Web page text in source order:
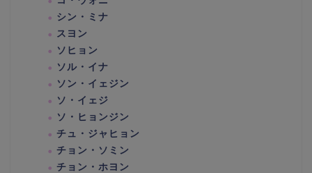
シン・ミナ
スヨン
ソヒョン
ソル・イナ
ソン・イェジン
ソ・イェジ
ソ・ヒョンジン
チュ・ジャヒョン
チョン・ソミン
チョン・ホヨン